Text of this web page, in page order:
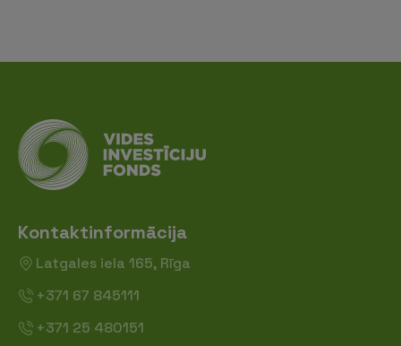
Kontaktinformācija
Latgales iela 165, Rīga
+371 67 845111
+371 25 480151